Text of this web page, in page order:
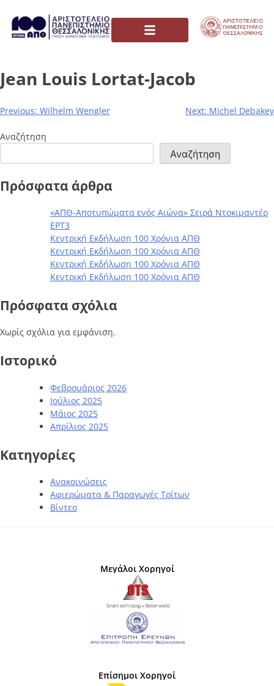
Jean Louis Lortat-Jacob
Previous: Wilhelm Wengler Next: Michel Debakey
Αναζήτηση
Αναζήτηση
Πρόσφατα άρθρα
«ΑΠΘ-Αποτυπώματα ενός Αιώνα» Σειρά Ντοκιμαντέρ
ΕΡΤ3
Κεντρική Εκδήλωση 100 Χρόνια ΑΠΘ
Κεντρική Εκδήλωση 100 Χρόνια ΑΠΘ
Κεντρική Εκδήλωση 100 Χρόνια ΑΠΘ
Κεντρική Εκδήλωση 100 Χρόνια ΑΠΘ
Πρόσφατα σχόλια
Χωρίς σχόλια για εμφάνιση.
Ιστορικό
Φεβρουάριος 2026
Ιούλιος 2025
Μάιος 2025
Απρίλιος 2025
Kατηγορίες
Ανακοινώσεις
Αφιερώματα & Παραγωγές Τρίτων
Βίντεο
Μεγάλοι Χορηγοί
Επίσημοι Χορηγοί